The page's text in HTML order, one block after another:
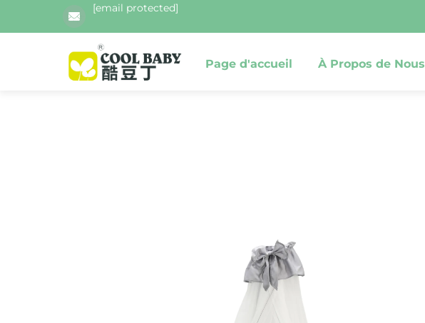
[email protected]
Page d'accueil À Propos de Nous